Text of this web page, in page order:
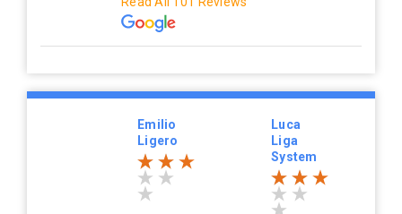
Emilio
Ligero
Luca
Liga
System